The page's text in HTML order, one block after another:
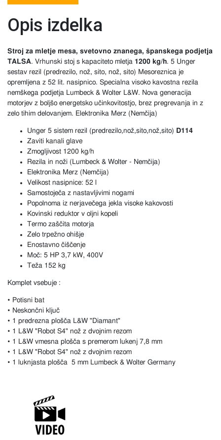
Opis izdelka
Stroj za mletje mesa, svetovno znanega, španskega podjetja
TALSA. Vrhunski stoj s kapaciteto mletja 1200 kg/h. 5 Unger
sestav rezil (predrezilo, nož, sito, nož, sito) Mesoreznica je
opremljena z 52 lit. nasipnico. Specialna visoko kavostna rezila
nemškega podjetja Lumbeck & Wolter L&W. Nova generacija
motorjev z boljšo energetsko učinkovitostjo, brez pregrevanja in z
zelo tihim delovanjem. Elektronika Merz (Nemčija)
Unger 5 sistem rezil (predrezilo,nož,sito,nož,sito) D114
Zaviti kanali glave
Zmogljivost 1200 kg/h
Rezila in noži (Lumbeck & Wolter - Nemčija)
Elektronika Merz (Nemčija)
Velikost nasipnice: 52 l
Samostoječa z nastavljivimi nogami
Popolnoma iz nerjavečega jekla visoke kakovosti
Kovinski reduktor v oljni kopeli
Termo zaščita motorja
Zelo trpežno ohišje
Enostavno čiščenje
Moč: 5 HP 3,7 kW, 400V
Teža 152 kg
Komplet vsebuje :
• Potisni bat
• Neskončni ključ
• 1 predrezna plošča L&W "Diamant"
• 1 L&W "Robot S4" nož z dvojnim rezom
• 1 L&W vmesna plošča s premerom lukenj 7,8 mm
• 1 L&W "Robot S4" nož z dvojnim rezom
• 1 luknjasta plošča 5 mm Lumbeck & Wolter Germany